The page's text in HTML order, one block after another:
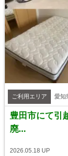
ご利用エリア 愛知
豊田市にて引
廃...
2026.05.18 UP